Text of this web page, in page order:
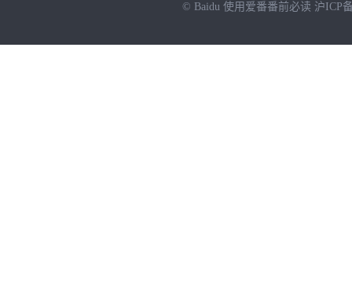
© Baidu 使用爱番番前必读 沪ICP